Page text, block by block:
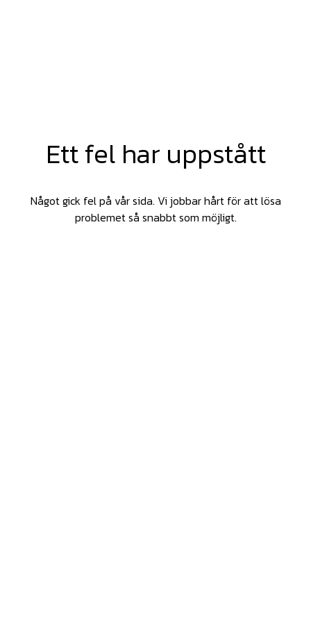
Ett fel har uppstått
Något gick fel på vår sida. Vi jobbar hårt för att lösa
problemet så snabbt som möjligt.